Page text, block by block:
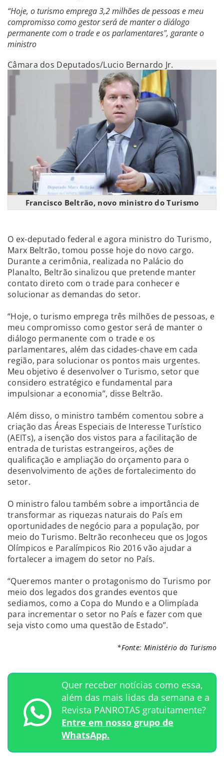
“Hoje, o turismo emprega 3,2 milhões de pessoas e meu
compromisso como gestor será de manter o diálogo
permanente com o trade e os parlamentares", garante o
ministro
Câmara dos Deputados/Lucio Bernardo Jr.
Francisco Beltrão, novo ministro do Turismo
O ex-deputado federal e agora ministro do Turismo,
Marx Beltrão, tomou posse hoje do novo cargo.
Durante a cerimônia, realizada no Palácio do
Planalto, Beltrão sinalizou que pretende manter
contato direto com o trade para conhecer e
solucionar as demandas do setor.
“Hoje, o turismo emprega três milhões de pessoas, e
meu compromisso como gestor será de manter o
diálogo permanente com o trade e os
parlamentares, além das cidades-chave em cada
região, para solucionar os pontos mais urgentes.
Meu objetivo é desenvolver o Turismo, setor que
considero estratégico e fundamental para
impulsionar a economia”, disse Beltrão.
Além disso, o ministro também comentou sobre a
criação das Áreas Especiais de Interesse Turístico
(AEITs), a isenção dos vistos para a facilitação de
entrada de turistas estrangeiros, ações de
qualificação e ampliação do orçamento para o
desenvolvimento de ações de fortalecimento do
setor.
O ministro falou também sobre a importância de
transformar as riquezas naturais do País em
oportunidades de negócio para a população, por
meio do Turismo. Beltrão reconheceu que os Jogos
Olímpicos e Paralímpicos Rio 2016 vão ajudar a
fortalecer a imagem do setor no País.
“Queremos manter o protagonismo do Turismo por
meio dos legados dos grandes eventos que
sediamos, como a Copa do Mundo e a Olimpíada
para incrementar o setor no País e fazer com que
seja visto como uma questão de Estado”.
*Fonte: Ministério do Turismo
Quer receber notícias como essa,
além das mais lidas da semana e a
Revista PANROTAS gratuitamente?
Entre em nosso grupo de
WhatsApp.